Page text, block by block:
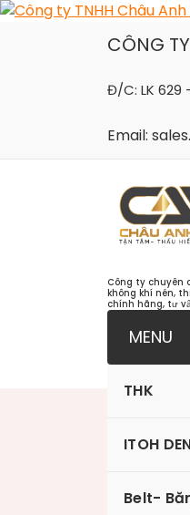
Skip
CÔNG
Đ/C: LK 629
Email:
Công ty chuyên
không khí nén,
chính hãng, tư
MENU
THK
ITOH
Belt-